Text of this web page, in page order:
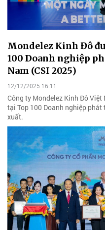
Mondelez Kinh Đô
100 Doanh nghiệp
Nam (CSI 2025)
12/12/2025 16:11
Công ty Mondelez Kinh Đô
tại Top 100 Doanh nghiệp
xuất.